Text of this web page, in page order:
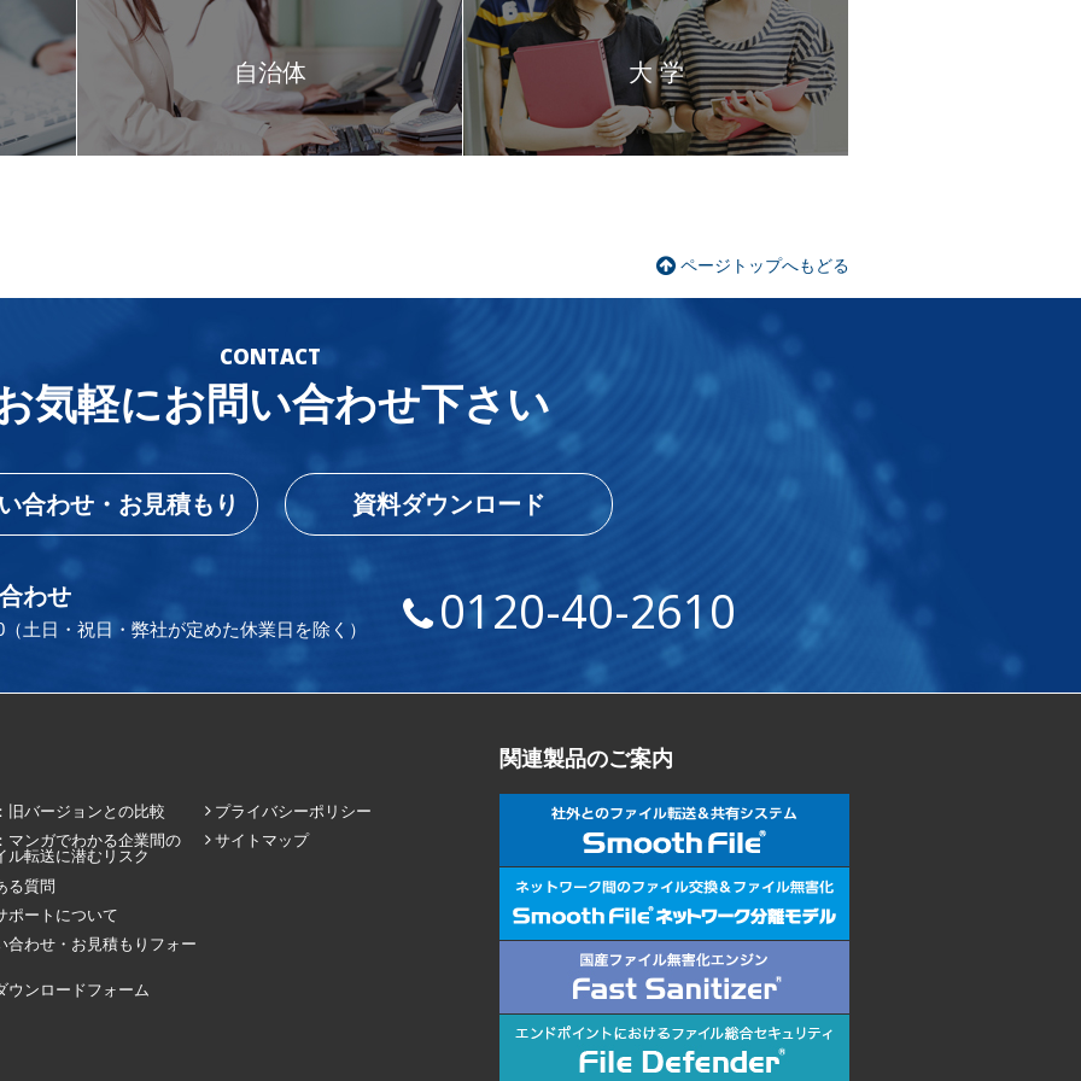
自治体 大 学
ページトップへもどる
CONTACT
気軽にお問い合わせ下さい
合わせ・お見積もり 資料ダウンロード
わせ
土日・祝日・弊社が定めた休業日を除く） 0120-40-2610
旧バージョンとの比較
マンガでわかる企業間の
ル転送に潜むリスク
る質問
ポートについて
合わせ・お見積もりフォー
ウンロードフォーム
プライバシーポリシー
サイトマップ
関連製品のご案内